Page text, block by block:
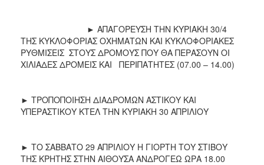
► ΑΠΑΓΟΡΕΥΣΗ ΤΗΝ ΚΥΡΙΑΚΗ 30/4
ΤΗΣ ΚΥΚΛΟΦΟΡΙΑΣ ΟΧΗΜΑΤΩΝ ΚΑΙ ΚΥΚΛΟΦΟΡΙΑΚΕΣ
ΡΥΘΜΙΣΕΙΣ ΣΤΟΥΣ ΔΡΟΜΟΥΣ ΠΟΥ ΘΑ ΠΕΡΑΣΟΥΝ ΟΙ
ΧΙΛΙΑΔΕΣ ΔΡΟΜΕΙΣ ΚΑΙ ΠΕΡΙΠΑΤΗΤΕΣ (07.00 – 14.00)
► ΤΡΟΠΟΠΟΙΗΣΗ ΔΙΑΔΡΟΜΩΝ ΑΣΤΙΚΟΥ ΚΑΙ
ΥΠΕΡΑΣΤΙΚΟΥ ΚΤΕΛ ΤΗΝ ΚΥΡΙΑΚΗ 30 ΑΠΡΙΛΙΟΥ
► ΤΟ ΣΑΒΒΑΤΟ 29 ΑΠΡΙΛΙΟΥ Η ΓΙΟΡΤΗ ΤΟΥ ΣΤΙΒΟΥ
ΤΗΣ ΚΡΗΤΗΣ ΣΤΗΝ ΑΙΘΟΥΣΑ ΑΝΔΡΟΓΕΩ ΩΡΑ 18.00